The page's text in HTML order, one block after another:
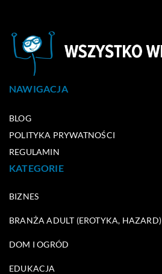
NAWIGACJA
BLOG
POLITYKA PRYWATNOŚCI
REGULAMIN
KATEGORIE
BIZNES
BRANŻA ADULT (EROTYKA, HAZARD)
DOM I OGRÓD
EDUKACJA